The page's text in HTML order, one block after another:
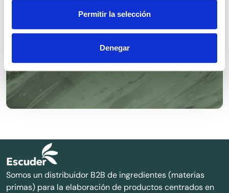
Permitir la selección
Denegar
Somos un distribuidor B2B de ingredientes (materias
primas) para la elaboración de productos centrados en